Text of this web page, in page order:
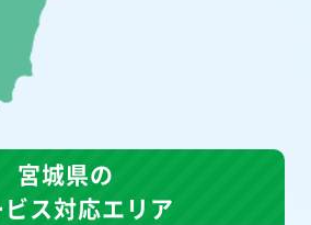
宮城県の
ス対応エリア